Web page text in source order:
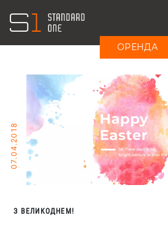
ОРЕНДА
07.04.2018
З ВЕЛИКОДНЕМ!